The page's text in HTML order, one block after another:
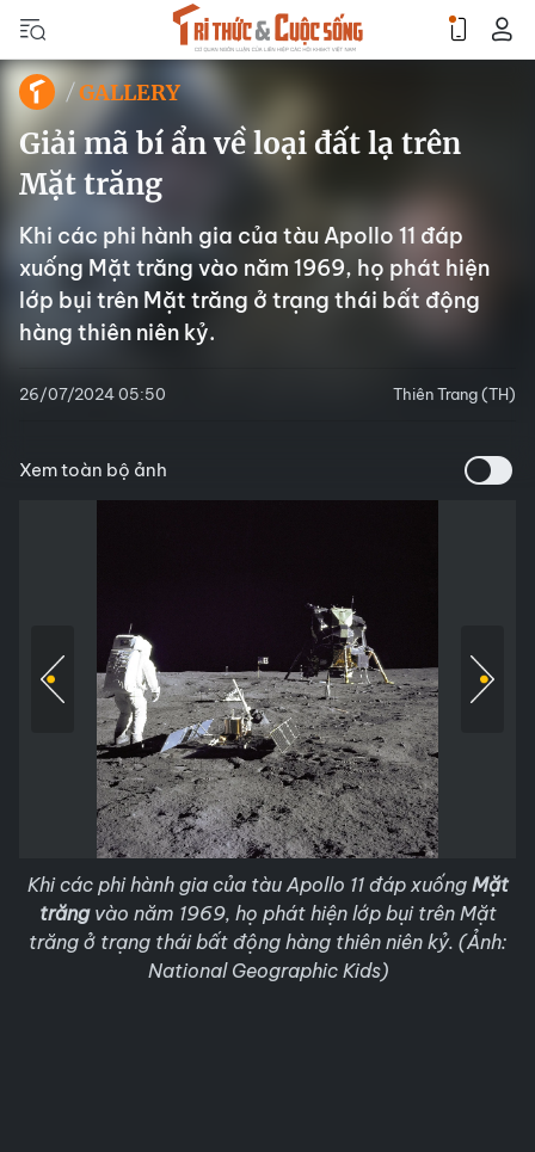
GALLERY
Giải mã bí ẩn về loại đất lạ trên
Mặt trăng
Khi các phi hành gia của tàu Apollo 11 đáp
xuống Mặt trăng vào năm 1969, họ phát hiện
lớp bụi trên Mặt trăng ở trạng thái bất động
hàng thiên niên kỷ.
26/07/2024 05:50 Thiên Trang (TH)
Xem toàn bộ ảnh
Khi các phi hành gia của tàu Apollo 11 đáp xuống Mặt
trăng vào năm 1969, họ phát hiện lớp bụi trên Mặt
trăng ở trạng thái bất động hàng thiên niên kỷ. (Ảnh:
National Geographic Kids)